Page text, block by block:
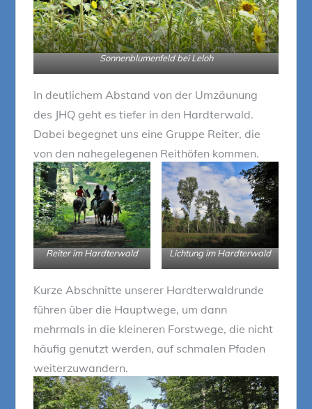
Sonnenblumenfeld bei Leloh
In deutlichem Abstand von der Umzäunung
des JHQ geht es tiefer in den Hardterwald.
Dabei begegnet uns eine Gruppe Reiter, die
von den nahegelegenen Reithöfen kommen.
Reiter im Hardterwald Lichtung im Hardterwald
Kurze Abschnitte unserer Hardterwaldrunde
führen über die Hauptwege, um dann
mehrmals in die kleineren Forstwege, die nicht
häufig genutzt werden, auf schmalen Pfaden
weiterzuwandern.